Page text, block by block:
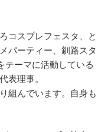
コスプレフェスタ、と
パーティー、釧路スタ
テーマに活動している
表理事。
組んでいます。自身も